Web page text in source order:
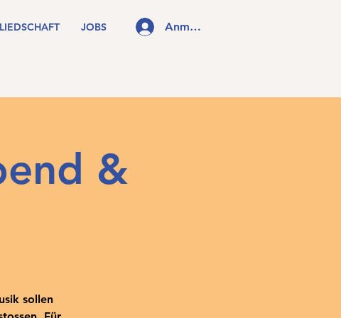
JOBS Anmelden
&
sollen